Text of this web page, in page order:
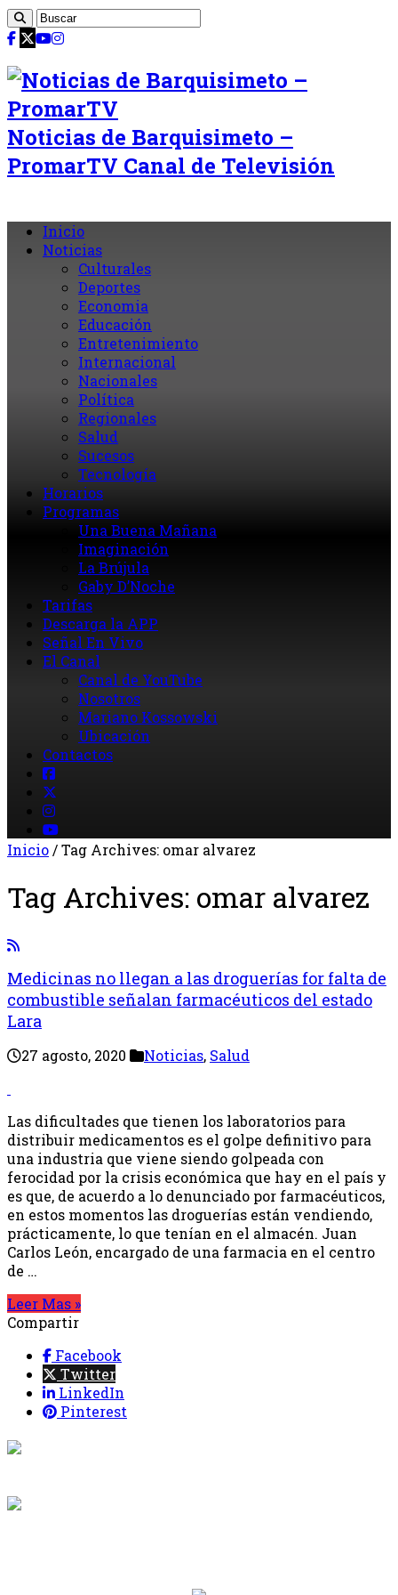
Noticias de Barquisimeto –
PromarTV Canal de Televisión
Inicio
Noticias
Culturales
Deportes
Economia
Educación
Entretenimiento
Internacional
Nacionales
Política
Regionales
Salud
Sucesos
Tecnología
Horarios
Programas
Una Buena Mañana
Imaginación
La Brújula
Gaby D’Noche
Tarifas
Descarga la APP
Señal En Vivo
El Canal
Canal de YouTube
Nosotros
Mariano Kossowski
Ubicación
Contactos
Inicio/Tag Archives: omar alvarez
Tag Archives: omar alvarez
Medicinas no llegan a las droguerías for falta de
combustible señalan farmacéuticos del estado
Lara
27 agosto, 2020 Noticias, Salud
Las dificultades que tienen los laboratorios para
distribuir medicamentos es el golpe definitivo para
una industria que viene siendo golpeada con
ferocidad por la crisis económica que hay en el país y
es que, de acuerdo a lo denunciado por farmacéuticos,
en estos momentos las droguerías están vendiendo,
prácticamente, lo que tenían en el almacén. Juan
Carlos León, encargado de una farmacia en el centro
de …
Leer Mas »
Compartir
Facebook
Twitter
LinkedIn
Pinterest